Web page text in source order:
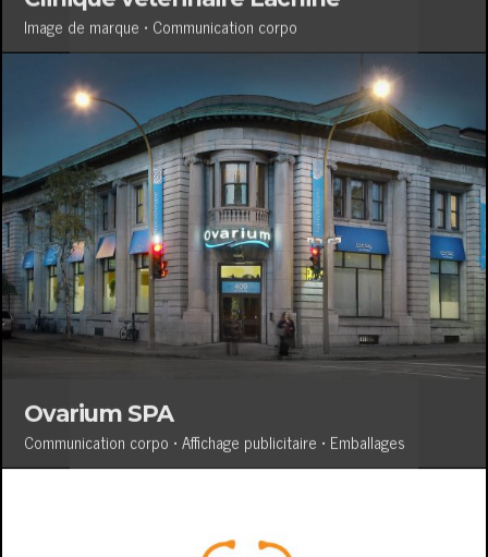
Image de marque • Communication corpo
Ovarium SPA
Communication corpo • Affichage publicitaire • Emballages